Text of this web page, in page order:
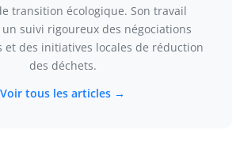
transition écologique. Son travail
un suivi rigoureux des négociations
et des initiatives locales de réduction
des déchets.
Voir tous les articles →